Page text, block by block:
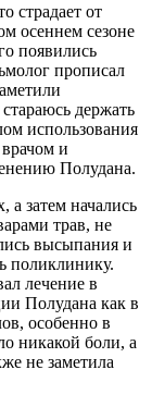
страдает от
осеннем сезоне
появились
прописал
держать
использования
и
Полудана.
а затем начались
трав, не
высыпания и
поликлинику.
лечение в
Полудана как в
особенно в
никакой боли, а
не заметила